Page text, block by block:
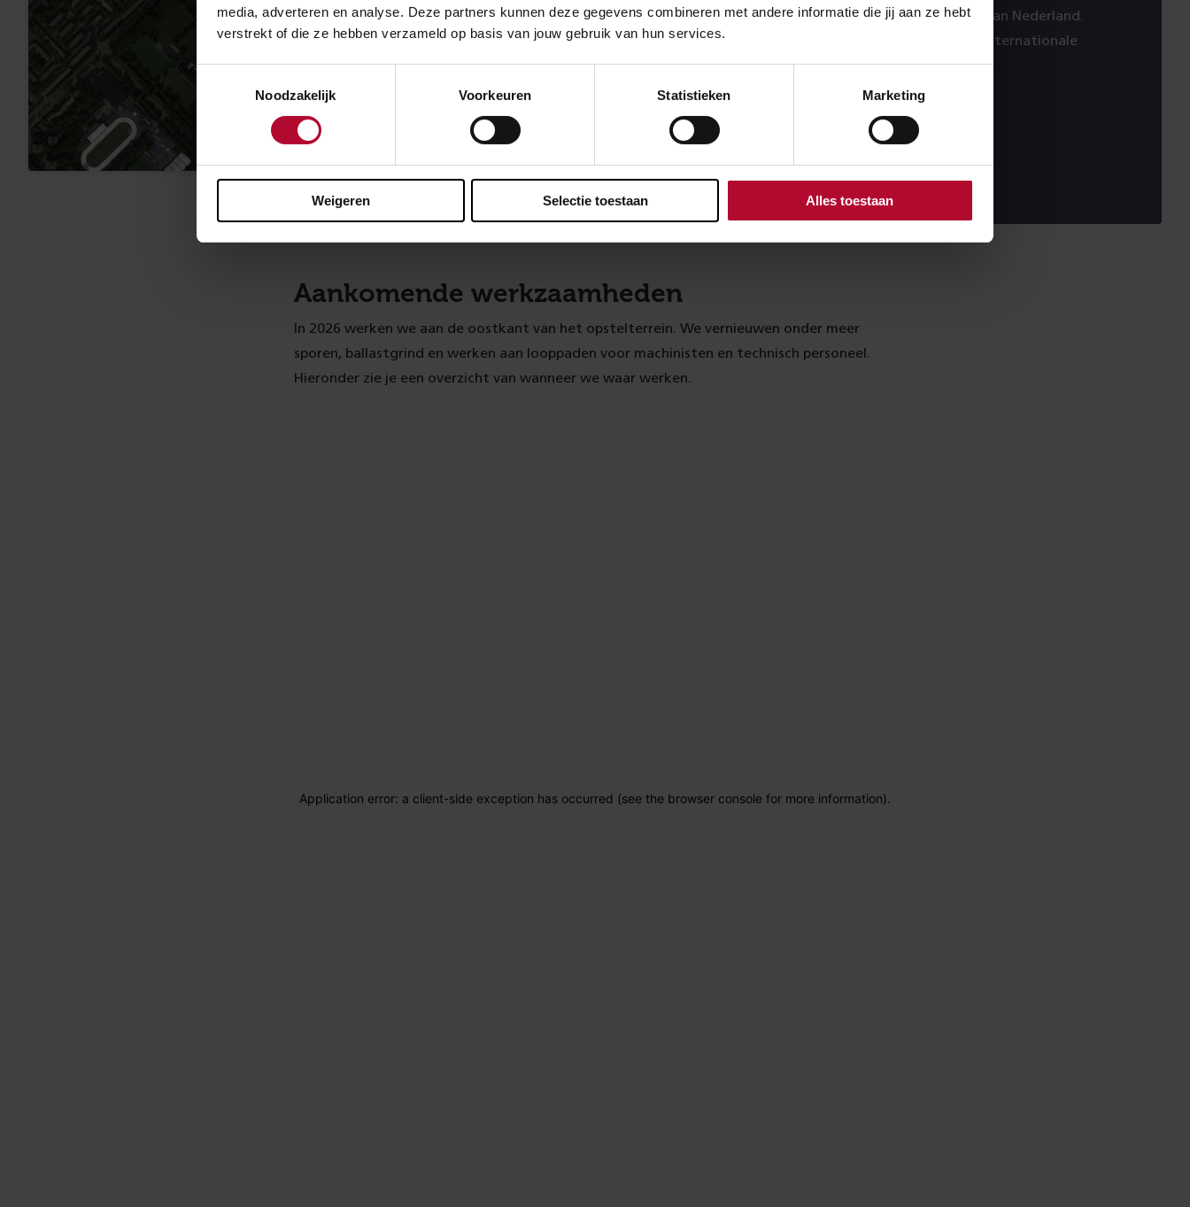
media, adverteren en analyse. Deze partners kunnen deze gegevens combineren met andere informatie die jij aan ze hebt
verstrekt of die ze hebben verzameld op basis van jouw gebruik van hun services.
Toestemmingsselectie
Noodzakelijk
Voorkeuren Statistieken Marketing
Weigeren Selectie toestaan Alles toestaan
voor Amsterdam en omgeving en ook voor de rest van Nederland.
Tevens is Watergraafsmeer hét opstelterrein voor internationale
treinen zoals de Eurostar en de Nightjet.
Aankomende werkzaamheden
In 2026 werken we aan de oostkant van het opstelterrein. We vernieuwen onder meer
sporen, ballastgrind en werken aan looppaden voor machinisten en technisch personeel.
Hieronder zie je een overzicht van wanneer we waar werken.